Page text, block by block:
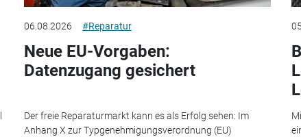
06.08.2026 #Reparatur
Neue EU-Vorgaben:
Datenzugang gesichert
Der freie Reparaturmarkt kann es als Erfolg sehen: Im
Anhang X zur Typgenehmigungsverordnung (EU)